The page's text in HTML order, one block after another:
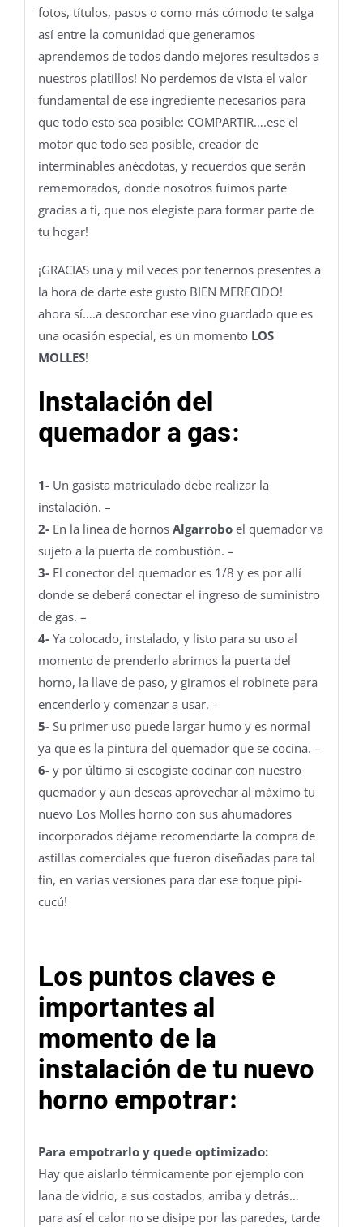
fotos, títulos, pasos o como más cómodo te salga
así entre la comunidad que generamos
aprendemos de todos dando mejores resultados a
nuestros platillos! No perdemos de vista el valor
fundamental de ese ingrediente necesarios para
que todo esto sea posible: COMPARTIR….ese el
motor que todo sea posible, creador de
interminables anécdotas, y recuerdos que serán
rememorados, donde nosotros fuimos parte
gracias a ti, que nos elegiste para formar parte de
tu hogar!
¡GRACIAS una y mil veces por tenernos presentes a
la hora de darte este gusto BIEN MERECIDO!
ahora sí….a descorchar ese vino guardado que es
una ocasión especial, es un momento LOS
MOLLES!
Instalación del
quemador a gas:
1-Un gasista matriculado debe realizar la
instalación. –
2-En la línea de hornosAlgarroboel quemador va
sujeto a la puerta de combustión. –
3-El conector del quemador es 1/8 y es por allí
donde se deberá conectar el ingreso de suministro
de gas. –
4- Ya colocado, instalado, y listo para su uso al
momento de prenderlo abrimos la puerta del
horno, la llave de paso, y giramos el robinete para
encenderlo y comenzar a usar. –
5-Su primer uso puede largar humo y es normal
ya que es la pintura del quemador que se cocina. –
6-y por último si escogiste cocinar con nuestro
quemador y aun deseas aprovechar al máximo tu
nuevo Los Molles horno con sus ahumadores
incorporados déjame recomendarte la compra de
astillas comerciales que fueron diseñadas para tal
fin, en varias versiones para dar ese toque pipi-
cucú!
Los puntos claves e
importantes al
momento de la
instalación de tu nuevo
horno empotrar:
Para empotrarlo y quede optimizado:
Hay que aislarlo térmicamente por ejemplo con
lana de vidrio, a sus costados, arriba y detrás…
para así el calor no se disipe por las paredes, tarde